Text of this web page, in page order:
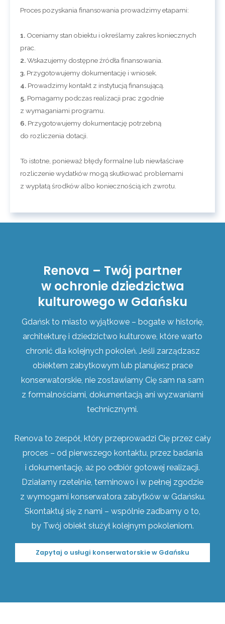
Proces pozyskania finansowania prowadzimy etapami:
1. Oceniamy stan obiektu i określamy zakres koniecznych
prac.
2. Wskazujemy dostępne źródła finansowania.
3. Przygotowujemy dokumentację i wniosek.
4. Prowadzimy kontakt z instytucją finansującą.
5. Pomagamy podczas realizacji prac zgodnie
z wymaganiami programu.
6. Przygotowujemy dokumentację potrzebną
do rozliczenia dotacji.
To istotne, ponieważ błędy formalne lub niewłaściwe
rozliczenie wydatków mogą skutkować problemami
z wypłatą środków albo koniecznością ich zwrotu.
Renova – Twój partner
w ochronie dziedzictwa
kulturowego w Gdańsku
Gdańsk to miasto wyjątkowe – bogate w historię,
architekturę i dziedzictwo kulturowe, które warto
chronić dla kolejnych pokoleń. Jeśli zarządzasz
obiektem zabytkowym lub planujesz prace
konserwatorskie, nie zostawiamy Cię sam na sam
z formalnościami, dokumentacją ani wyzwaniami
technicznymi.
Renova to zespół, który przeprowadzi Cię przez cały
proces – od pierwszego kontaktu, przez badania
i dokumentację, aż po odbiór gotowej realizacji.
Działamy rzetelnie, terminowo i w pełnej zgodzie
z wymogami konserwatora zabytków w Gdańsku.
Skontaktuj się z nami – wspólnie zadbamy o to,
by Twój obiekt służył kolejnym pokoleniom.
Zapytaj o usługi konserwatorskie w Gdańsku